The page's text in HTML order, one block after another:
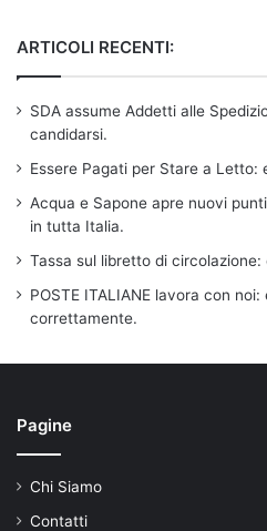
ARTICOLI RECENTI:
SDA assume Addetti alle
candidarsi.
Essere Pagati per Stare a Letto:
Acqua e Sapone apre nuovi
in tutta Italia.
Tassa sul libretto di
POSTE ITALIANE lavora con
correttamente.
Pagine
Chi Siamo
Contatti